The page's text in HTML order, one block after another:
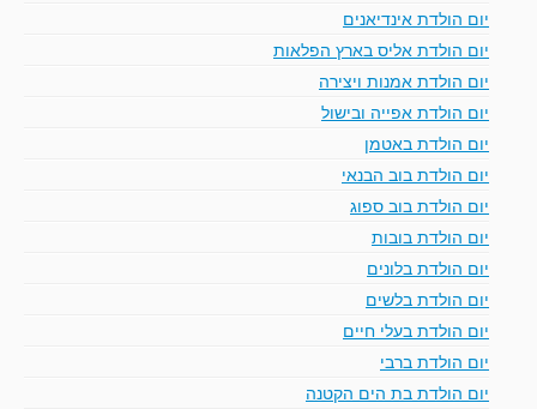
יום הולדת אינדיאנים
יום הולדת אליס בארץ הפלאות
יום הולדת אמנות ויצירה
יום הולדת אפייה ובישול
יום הולדת באטמן
יום הולדת בוב הבנאי
יום הולדת בוב ספוג
יום הולדת בובות
יום הולדת בלונים
יום הולדת בלשים
יום הולדת בעלי חיים
יום הולדת ברבי
יום הולדת בת הים הקטנה